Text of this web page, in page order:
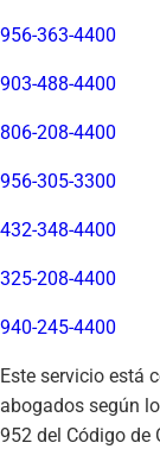
956-363-4400
903-488-4400
806-208-4400
956-305-3300
432-348-4400
325-208-4400
940-245-4400
Este servicio está
abogados según
952 del Código de